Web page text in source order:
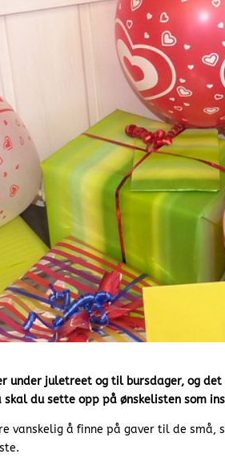
under juletreet og til bursdager, og
skal du sette opp på ønskelisten som
vanskelig å finne på gaver til de